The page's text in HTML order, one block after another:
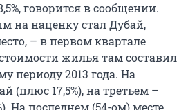
говорится в сообщении.
на наценку стал Дубай,
– в первом квартале
жилья там составил
периоду 2013 года. На
(плюс 17,5%), на третьем –
На последнем (54-ом) месте